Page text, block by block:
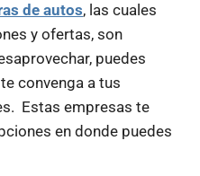
de autos, las cuales
y ofertas, son
puedes
convenga a tus
Estas empresas te
en donde puedes